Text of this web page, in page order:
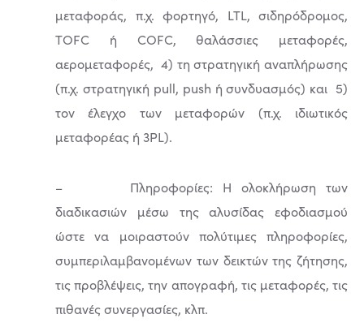
μεταφοράς, π.χ. φορτηγό, LTL, σιδηρόδρομος,
TOFC ή COFC, θαλάσσιες μεταφορές,
αερομεταφορές, 4) τη στρατηγική αναπλήρωσης
(π.χ. στρατηγική pull, push ή συνδυασμός) και 5)
τον έλεγχο των μεταφορών (π.χ. ιδιωτικός
μεταφορέας ή 3PL).
– Πληροφορίες: Η ολοκλήρωση των
διαδικασιών μέσω της αλυσίδας εφοδιασμού
ώστε να μοιραστούν πολύτιμες πληροφορίες,
συμπεριλαμβανομένων των δεικτών της ζήτησης,
τις προβλέψεις, την απογραφή, τις μεταφορές, τις
πιθανές συνεργασίες, κλπ.